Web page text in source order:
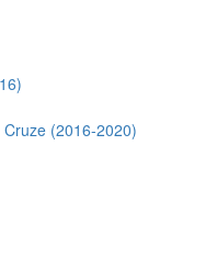
Cruze (2016-2020)